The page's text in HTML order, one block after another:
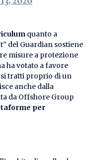
quanto a
del Guardian sostiene
misure a protezione
ha votato a favore
si tratti proprio di un
anche dalla
da Offshore Group
per